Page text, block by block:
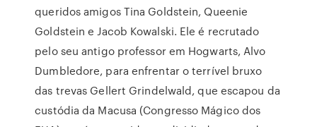
queridos amigos Tina Goldstein, Queenie
Goldstein e Jacob Kowalski. Ele é recrutado
pelo seu antigo professor em Hogwarts, Alvo
Dumbledore, para enfrentar o terrível bruxo
das trevas Gellert Grindelwald, que escapou da
custódia da Macusa (Congresso Mágico dos